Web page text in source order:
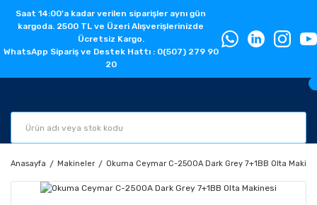
Saat 14:00'a kadar verilen siparişler aynı gün
kargoda. 2500 TL ve Üzeri Alışverişlerinizde
Ücretsiz Kargo.
WhatsApp Sipariş ve Destek Hattı : 0(507) 279 90
20
Anasayfa Makineler Okuma Ceymar C-2500A Dark Grey 7+1BB Olta